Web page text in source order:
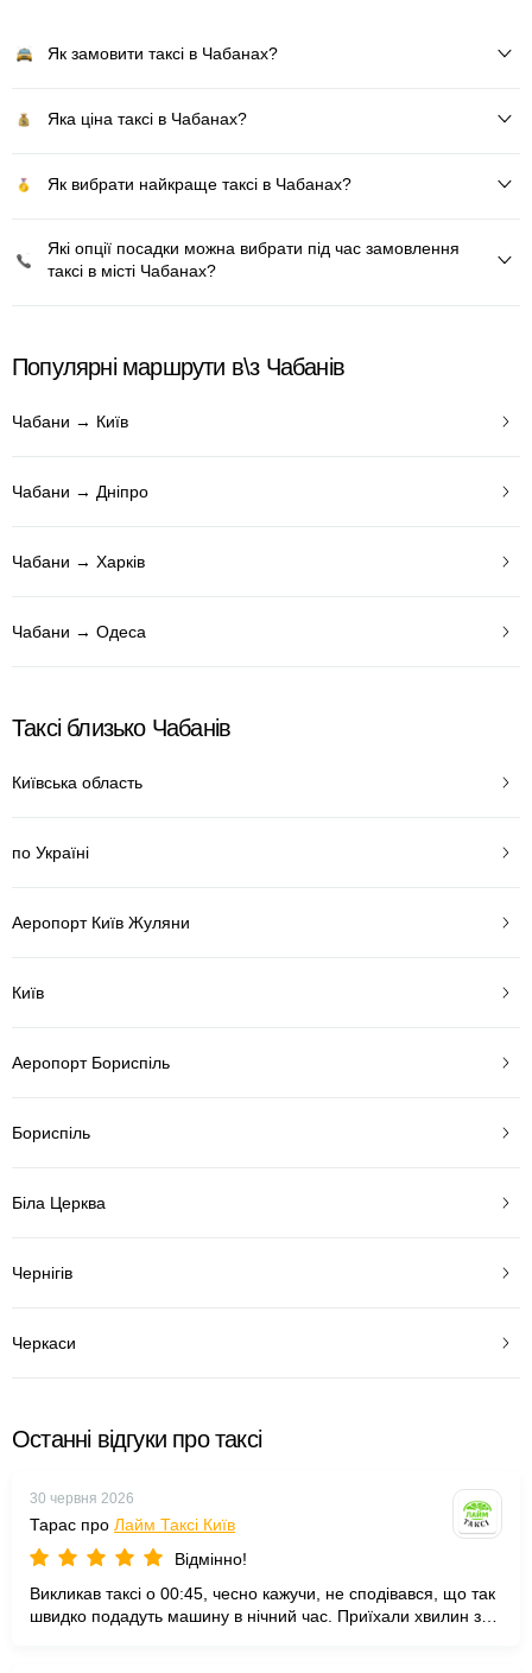
Як замовити таксі в Чабанах?
Яка ціна таксі в Чабанах?
Як вибрати найкраще таксі в Чабанах?
Які опції посадки можна вибрати під час замовлення
таксі в місті Чабанах?
Популярні маршрути в\з Чабанів
Чабани → Київ
Чабани → Дніпро
Чабани → Харків
Чабани → Одеса
Таксі близько Чабанів
Київська область
по Україні
Аеропорт Київ Жуляни
Київ
Аеропорт Бориспіль
Бориспіль
Біла Церква
Чернігів
Черкаси
Останні відгуки про таксі
30 червня 2026
Тарас про Лайм Таксі Київ
Відмінно!
Викликав таксі о 00:45, чесно кажучи, не сподівався, що так
швидко подадуть машину в нічний час. Приїхали хвилин за